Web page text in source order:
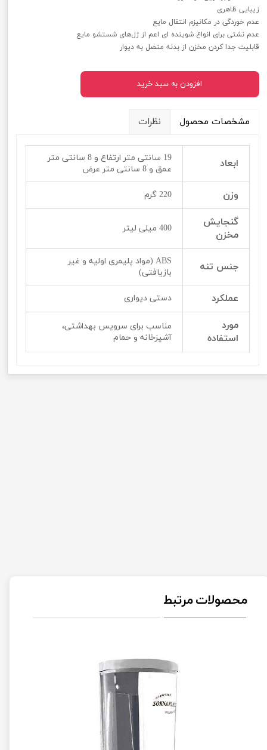
زیبایی ظاهری
عدم خوردگی در مکانیزم انتقال مایع
عدم نشتی برای انواع شوینده ای اعم از ژل‌‌‌‌های شستشو مایع
قابلیت جدا کردن مخزن از بدنه متصل به دیوار
افزودن به سبد خرید
مشخصات محصول نظرات
ابعاد
19 سانتی متر ارتفاع و 8 سانتی متر
عمق و 8 سانتی متر عرض
وزن 220 گرم
گنجایش
مخزن
400 میلی لیتر
جنس تنه
ABS (مواد پلیمری اولیه و غیر
بازیافتی)
عملکرد دستی دیواری
مورد
استفاده
مناسب برای سرویس بهداشتی،
آشپزخانه و حمام
محصولات مرتبط